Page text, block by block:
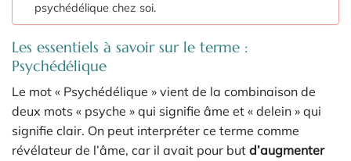
psychédélique chez soi.
Les essentiels à savoir sur le terme :
Psychédélique
Le mot « Psychédélique » vient de la combinaison de
deux mots « psyche » qui signifie âme et « delein » qui
signifie clair. On peut interpréter ce terme comme
révélateur de l’âme, car il avait pour but d’augmenter